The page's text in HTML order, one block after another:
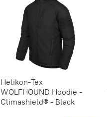
Helikon-Tex
WOLFHOUND Hoodie -
Climashield® - Black